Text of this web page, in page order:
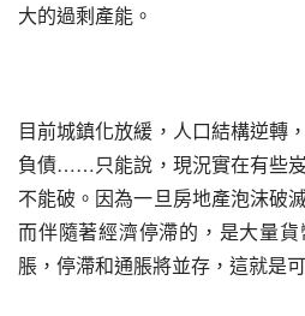
大的過剩產能。
目前城鎮化放緩，人口結構逆轉
負債……只能說，現況實在有些
不能破。因為一旦房地產泡沫破
而伴隨著經濟停滯的，是大量
脹，停滯和通脹將並存，這就是